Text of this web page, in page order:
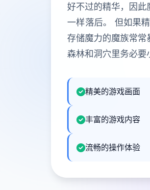
好不过的精华，因
一样落后。 但如果
存储魔力的魔族常
森林和洞穴里务必要
精美的游戏画面
丰富的游戏内容
流畅的操作体验